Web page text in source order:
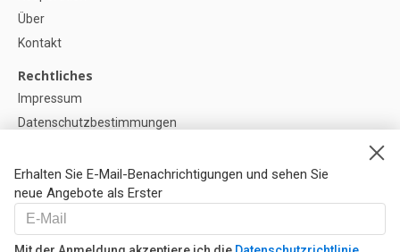
Erhalten Sie E-Mail-Benachrichtigungen und sehen Sie
neue Angebote als Erster
Über
Kontakt
Rechtliches
Impressum
Datenschutzbestimmungen
Cookie-Einstellunge
Hilfe
FAQ